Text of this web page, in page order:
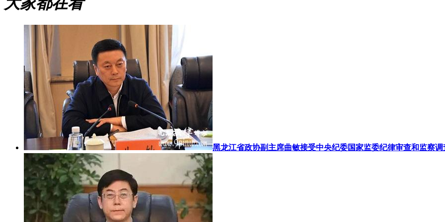
黑龙江省政协副主席曲敏接受中央纪委国家监委纪律审查和监察调